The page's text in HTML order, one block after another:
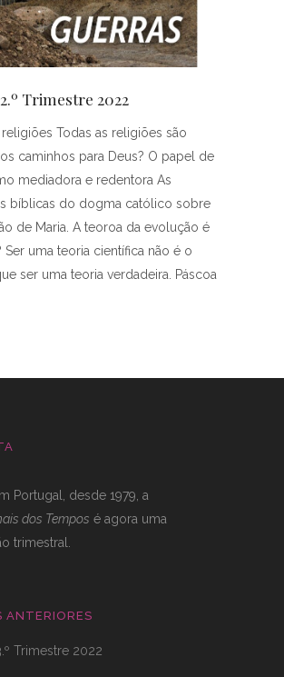
Trimestre 2022
religiões Todas as religiões são
caminhos para Deus? O papel de
mediadora e redentora As
bíblicas do dogma católico sobre
de Maria. A teoroa da evolução é
Ser uma teoria científica não é o
ser uma teoria verdadeira. Páscoa
Portugal, desde 1979, a
dos Tempos é agora uma
trimestral.
ANTERIORES
Trimestre 2022